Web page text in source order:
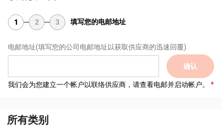
1 2 3 填写您的电邮地址
电邮地址(填写您的公司电邮地址以获取供应商的迅速回覆)
确认
我们会为您建立一个帐户以联络供应商，请查看电邮并启动帐户。
所有类别